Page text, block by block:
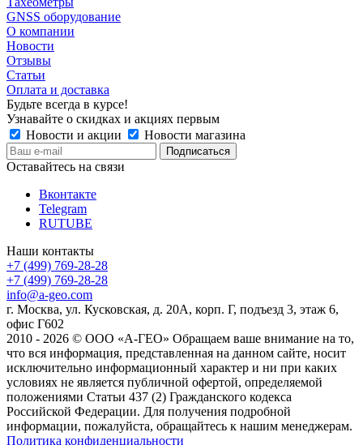
GNSS оборудование
О компании
Новости
Отзывы
Статьи
Оплата и доставка
Будьте всегда в курсе!
Узнавайте о скидках и акциях первым
Новости и акции
Новости магазина
Оставайтесь на связи
Вконтакте
Telegram
RUTUBE
Наши контакты
+7 (499) 769-28-28
+7 (499) 769-28-28
info@a-geo.com
г. Москва, ул. Кусковская, д. 20А, корп. Г, подъезд 3, этаж 6,
офис Г602
2010 - 2026 © ООО «А-ГЕО» Обращаем ваше внимание на то,
что вся информация, представленная на данном сайте, носит
исключительно информационный характер и ни при каких
условиях не является публичной офертой, определяемой
положениями Статьи 437 (2) Гражданского кодекса
Российской Федерации. Для получения подробной
информации, пожалуйста, обращайтесь к нашим менеджерам.
Политика конфиденциальности